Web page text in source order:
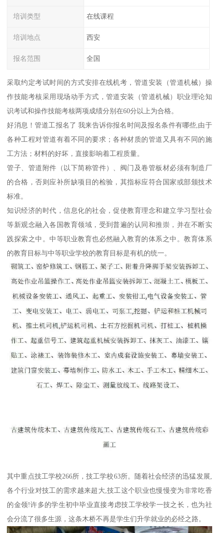
培训类型 在线课程
培训地点 西安
报名范围 全国
采取约定考试时间的方式安排在线机考，管道安装（管道机械）操
作技能考核采用现场动手方式，管道安装（管道机械）职业理论知
识考试和操作技能考核两项成绩分别在60分以上为合格。
好消息！管道工报名了 我来告诉你报名时间及报名条件有哪些,由于
各种工程对管道有着不同的要求；各种材质的管道又具有不同的施
工方法；材料的好坏，直接影响着工程质量。
管子、管道附件（以下简称管件）、阀门及卷管板材必须有制造厂
的合格，否则应补所缺项目的检验，其指标应符合国家或部颁技术
标准。
知识经济的时代，信息化的社会，促使教育理念和建立学习型社会
等新观念融入各国教育领域，受到普遍的认同和推崇，并在不断实
践探索之中。中等职业教育也必然融入教育的体系之中。教育体系
的教育目标与中等职业学校的教育目标是有机的统一。
其中重点技工学校266所，技工学校63所。随着社会经济的迅猛发展,
各个行业对技工的需求越来超大,技工这个职业也慢慢变为非常吃香
的金领!许多的学生初中毕业直接考虑技工学校学一技之长，也为社
会分流了很多生源，这条木桥不再是学生们升学就业的必经之路。